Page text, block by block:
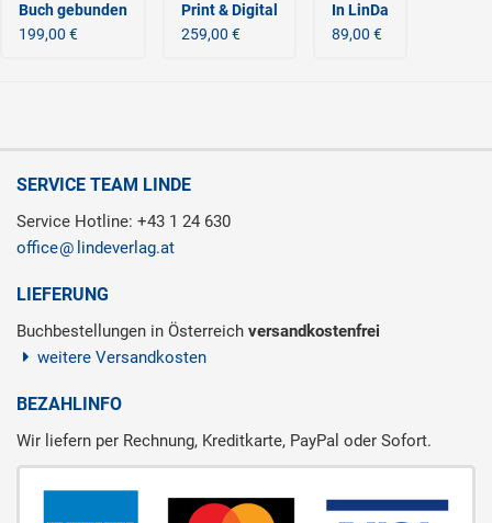
Buch gebunden
199,00 €
Print & Digital
259,00 €
In LinDa
89,00 €
SERVICE TEAM LINDE
Service Hotline: +43 1 24 630
office
lindeverlag.at
LIEFERUNG
Buchbestellungen in Österreich versandkostenfrei
weitere Versandkosten
BEZAHLINFO
Wir liefern per Rechnung, Kreditkarte, PayPal oder Sofort.